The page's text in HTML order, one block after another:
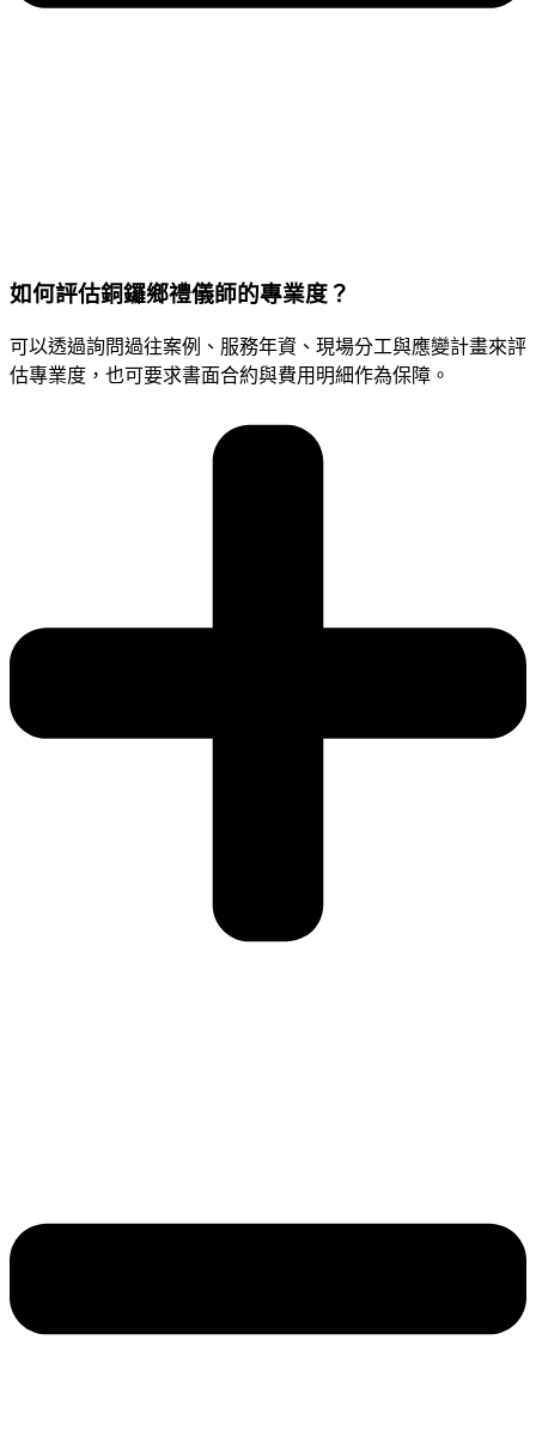
如何評估銅鑼鄉禮儀師的專業度？
可以透過詢問過往案例、服務年資、現場分工與應變計畫來評
估專業度，也可要求書面合約與費用明細作為保障。